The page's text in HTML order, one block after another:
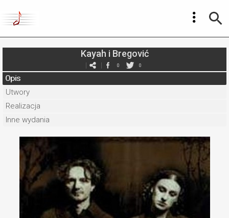
Kayah i Bregović
0 0
Opis
Utwory
Realizacja
Inne wydania